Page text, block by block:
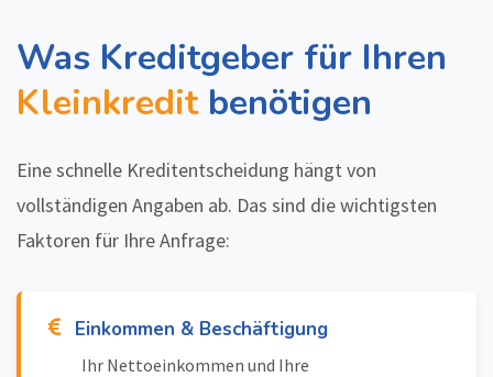
Was Kreditgeber für Ihren
Kleinkreditbenötigen
Eine schnelle Kreditentscheidung hängt von
vollständigen Angaben ab. Das sind die wichtigsten
Faktoren für Ihre Anfrage:
Einkommen & Beschäftigung
Ihr Nettoeinkommen und Ihre